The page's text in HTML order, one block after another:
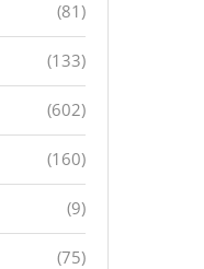
(81)
(133)
(602)
(160)
(9)
(75)